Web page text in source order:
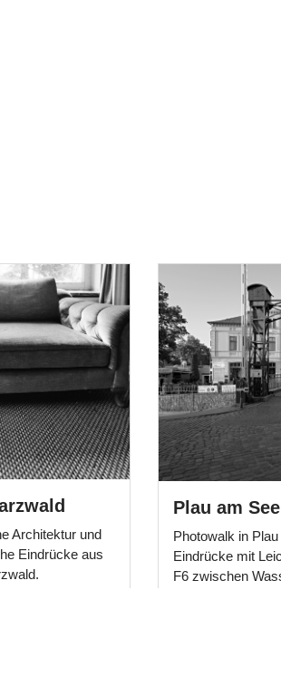
Architektur und
Eindrücke aus
Plau am See
Photowalk in
Eindrücke mit
F6 zwischen